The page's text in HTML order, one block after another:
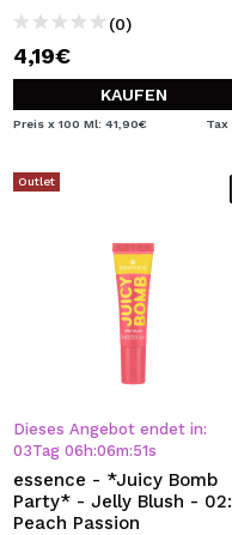
(0)
4,19€
KAUFEN
Preis x 100 Ml: 41,90€ Tax
Outlet
Dieses Angebot endet in:
03Tag 06 h:06m:50s
essence - *Juicy Bomb
Party* - Jelly Blush - 02:
Peach Passion